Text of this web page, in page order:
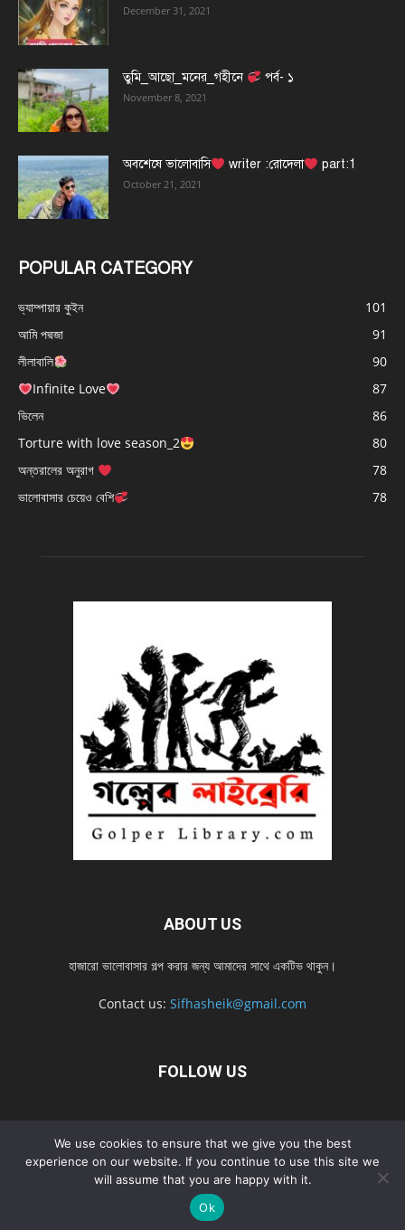
December 31, 2021
তুমি_আছো_মনের_গহীনে পর্ব- ১
November 8, 2021
অবশেষে ভালোবাসি writer :রোদেলা part:1
October 21, 2021
POPULAR CATEGORY
ভ্যাম্পায়ার কুইন
101
আমি পদ্মজা
91
লীলাবালি
90
Infinite Love
87
ভিলেন
86
Torture with love season_2
80
অন্তরালের অনুরাগ
78
ভালোবাসার চেয়েও বেশি
78
ABOUT US
হাজারো ভালোবাসার গল্প করার জন্য আমাদের সাথে একটিভ থাকুন।
Contact us: Sifhasheik@gmail.com
FOLLOW US
Home Contact us Privacy Policy শ্রেনী
শ্রেনী – mobile
Home – mobile
নতুন সব গল্প নতুন সব গল্প – mobile
নতুন সব গল্প 2022
নতুন সব গল্প 2022 – mobile
© Golperlibrary.com
We use cookies to ensure that we give you the best
experience on our website. If you continue to use this site we
will assume that you are happy with it.
Ok